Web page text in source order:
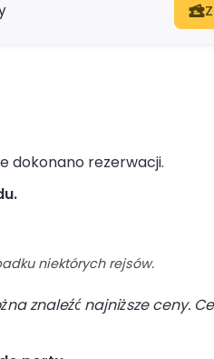
dokonano rezerwacji.
niektórych rejsów.
znaleźć najniższe ceny.